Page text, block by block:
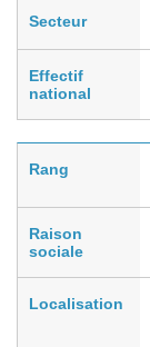
Secteur
Effectif
national
Rang
Raison
sociale
Localisation